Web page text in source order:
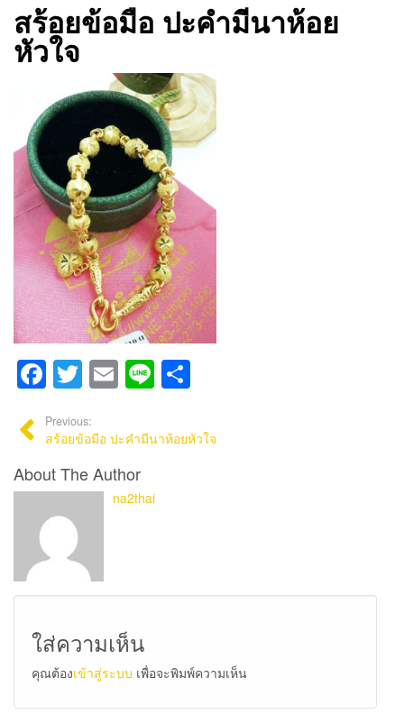
สร้อยข้อมือ ปะคำมีนาห้อย
หัวใจ
Facebook
Twitter
Email
Line
Previous:
สร้อยข้อมือ ปะคำมีนาห้อยหัวใจ
About The Author
na2thai
ใส่ความเห็น
คุณต้องเข้าสู่ระบบ เพื่อจะพิมพ์ความเห็น